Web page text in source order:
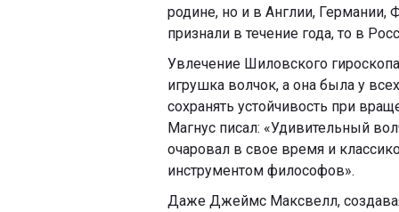
родине, но и в Англии,
признали в течение года, то в
Увлечение Шиловского
игрушка волчок, а она была у
сохранять устойчивость при
Магнус писал: «Удивительный
очаровал в свое время и
инструментом философов».
Даже Джеймс Максвелл,